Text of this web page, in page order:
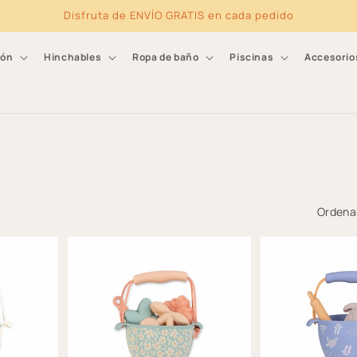
Disfruta de ENVÍO GRATIS en cada pedido
Hinchables Ropa de baño Piscinas